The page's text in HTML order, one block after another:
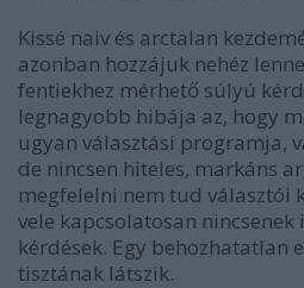
Kissé naiv és arctalan
azonban hozzájuk nehéz
fentiekhez mérhető súlyú
legnagyobb hibája az, hogy
ugyan választási programja,
de nincsen hiteles, markáns
megfelelni nem tud választói
vele kapcsolatosan
kérdések. Egy behozhatatlan
tisztának látszik.